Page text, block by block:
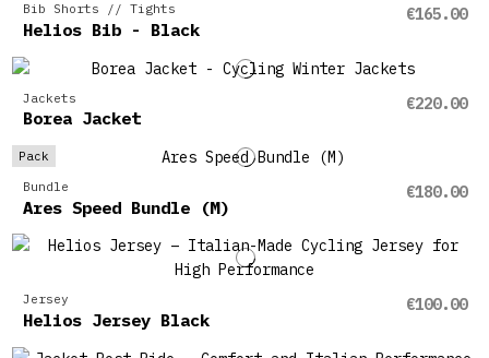
Bib Shorts // Tights
Helios Bib - Black
€165.00
Jackets
Borea Jacket
€220.00
Pack
Bundle
Ares Speed Bundle (M)
€180.00
Jersey
Helios Jersey Black
€100.00